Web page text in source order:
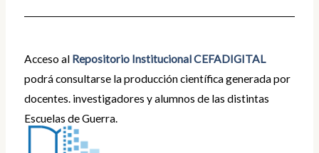
Acceso al Repositorio Institucional CEFADIGITAL
podrá consultarse la producción científica generada por
docentes. investigadores y alumnos de las distintas
Escuelas de Guerra.